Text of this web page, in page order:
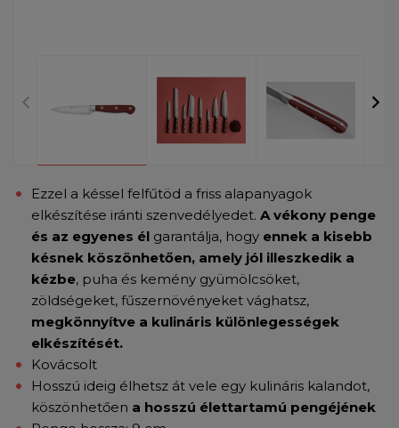
Ezzel a késsel felfűtöd a friss alapanyagok
elkészítése iránti szenvedélyedet. A vékony penge
és az egyenes él garantálja, hogy ennek a kisebb
késnek köszönhetően, amely jól illeszkedik a
kézbe, puha és kemény gyümölcsöket,
zöldségeket, fűszernövényeket vághatsz,
megkönnyítve a kulináris különlegességek
elkészítését.
Kovácsolt
Hosszú ideig élhetsz át vele egy kulináris kalandot,
köszönhetően a hosszú élettartamú pengéjének